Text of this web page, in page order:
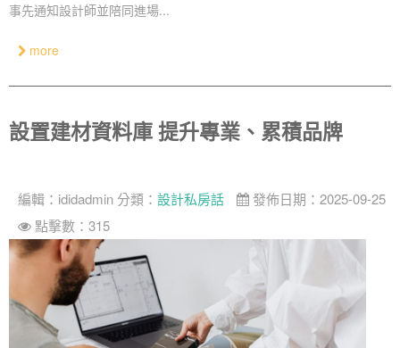
事先通知設計師並陪同進場...
more
設置建材資料庫 提升專業、累積品牌
編輯： ididadmin 分類： 設計私房話
發佈日期：2025-09-25
點擊數：315
日式
中式
美式